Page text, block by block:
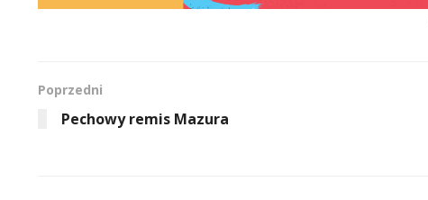
Poprzedni
Pechowy remis Mazura